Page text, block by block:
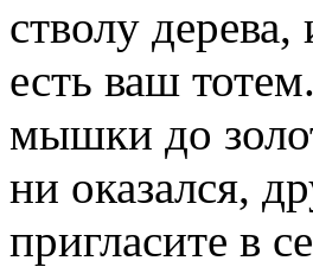
стволу
есть ваш
мышки до
ни оказался,
пригласите в